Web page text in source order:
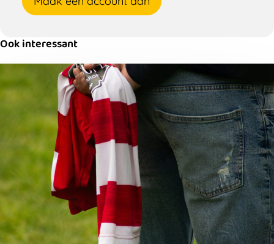
Ook interessant